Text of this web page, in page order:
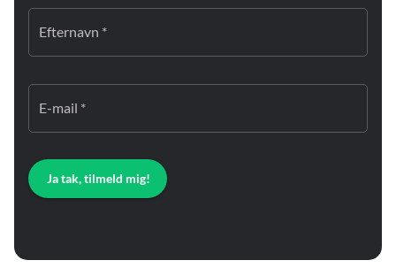
Efternavn *
E-mail *
Ja tak, tilmeld mig!